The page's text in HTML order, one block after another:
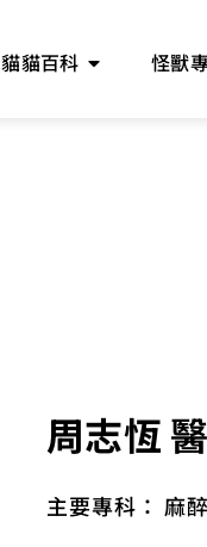
貓貓百科 怪獸
周志恆
主要專科： 麻